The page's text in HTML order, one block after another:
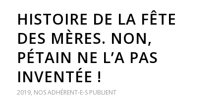
HISTOIRE DE LA FÊTE
DES MÈRES. NON,
PÉTAIN NE L’A PAS
INVENTÉE !
2019, NOS ADHÉRENT-E-S PUBLIENT